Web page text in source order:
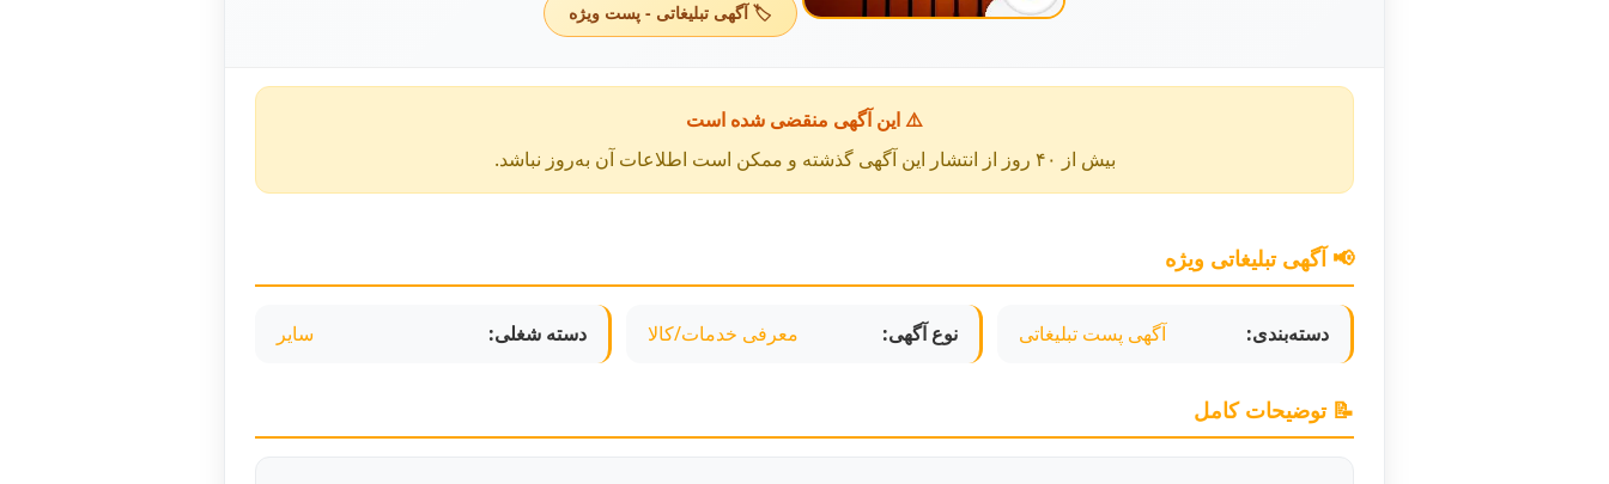
🏷️ آگهی تبلیغاتی - پست ویژه
⚠️ این آگهی منقضی شده است
بیش از ۴۰ روز از انتشار این آگهی گذشته و ممکن است اطلاعات آن به‌روز نباشد.
📢 آگهی تبلیغاتی ویژه
دسته‌بندی: آگهی پست تبلیغاتی نوع آگهی: معرفی خدمات/کالا دسته شغلی: سایر
📝 توضیحات کامل